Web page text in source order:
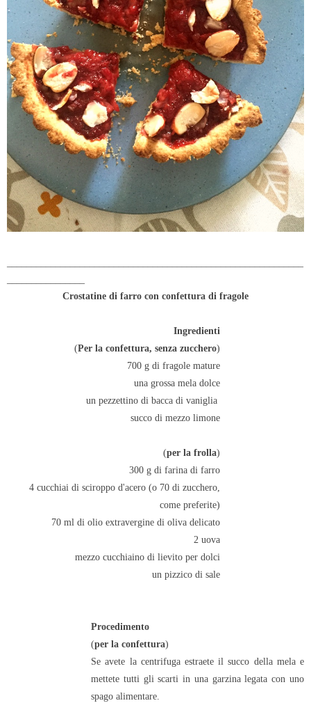
Crostatine di farro con confettura di fragole
Ingredienti
(Per la confettura, senza zucchero)
700 g di fragole mature
una grossa mela dolce
un pezzettino di bacca di vaniglia
succo di mezzo limone
(per la frolla)
300 g di farina di farro
4 cucchiai di sciroppo d'acero (o 70 di zucchero,
come preferite)
70 ml di olio extravergine di oliva delicato
2 uova
mezzo cucchiaino di lievito per dolci
un pizzico di sale
Procedimento
(per la confettura)
Se avete la centrifuga estraete il succo della mela e
mettete tutti gli scarti in una garzina legata con uno
spago alimentare.